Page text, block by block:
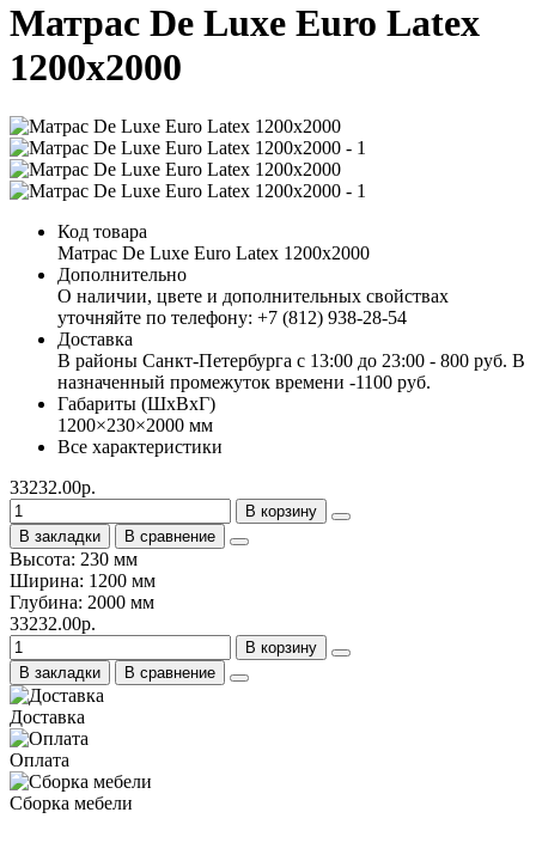
Матрас De Luxe Euro Latex
1200х2000
Код товара
Матрас De Luxe Euro Latex 1200х2000
Дополнительно
О наличии, цвете и дополнительных свойствах
уточняйте по телефону: +7 (812) 938-28-54
Доставка
В районы Санкт-Петербурга с 13:00 до 23:00 - 800 руб. В
назначенный промежуток времени -1100 руб.
Габариты (ШхВхГ)
1200×230×2000 мм
Все характеристики
33232.00р.
В корзину
В закладки
В сравнение
Высота: 230 мм
Ширина: 1200 мм
Глубина: 2000 мм
33232.00р.
В корзину
В закладки
В сравнение
Доставка
Оплата
Сборка мебели